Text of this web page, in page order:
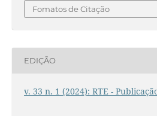
Fomatos de Citação
EDIÇÃO
v. 33 n. 1 (2024): RTE -